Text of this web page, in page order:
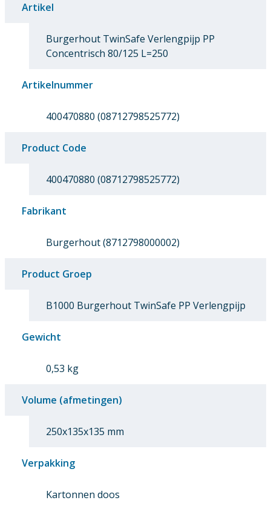
Artikel
Burgerhout TwinSafe Verlengpijp PP
Concentrisch 80/125 L=250
Artikelnummer
400470880 (08712798525772)
Product Code
400470880 (08712798525772)
Fabrikant
Burgerhout (8712798000002)
Product Groep
B1000 Burgerhout TwinSafe PP Verlengpijp
Gewicht
0,53 kg
Volume (afmetingen)
250x135x135 mm
Verpakking
Kartonnen doos